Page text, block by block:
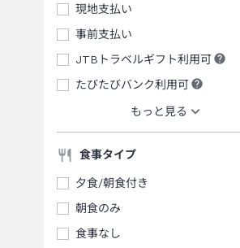
現地支払い
事前支払い
JTBトラベルギフト利用可
たびたびバンク利用可
もっと見る
食事タイプ
夕食/朝食付き
朝食のみ
食事なし